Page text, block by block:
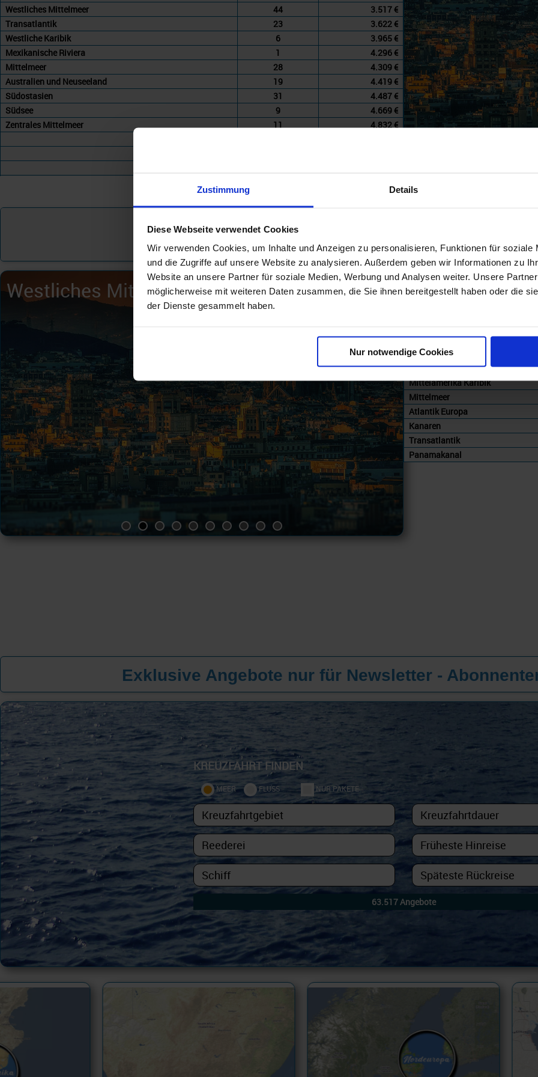
Zustimmung Details
Diese Webseite verwendet Cookies
Wir verwenden Cookies, um Inhalte und Anzeigen zu personalisieren, Funktionen für soziale
und die Zugriffe auf unsere Website zu analysieren. Außerdem geben wir Informationen zu
Website an unsere Partner für soziale Medien, Werbung und Analysen weiter. Unsere
möglicherweise mit weiteren Daten zusammen, die Sie ihnen bereitgestellt haben oder die
der Dienste gesammelt haben.
Nur notwendige Cookies
Westliches Mittelmeer
44
3.517 €
Transatlantik
23
3.622 €
Westliche Karibik
6
3.965 €
Mexikanische Riviera
1
4.296 €
Mittelmeer
28
4.309 €
Australien und Neuseeland
19
4.419 €
Südostasien
31
4.487 €
Südsee
9
4.669 €
Zentrales Mittelmeer
11 4.832 €
Westliches Mittelmeer
Mittelamerika Karibik Reederei
Reisezeit
Westliches Mittelmeer
Zentrales Mittelmeer
Südliche Karibik
Mittelamerika Karibik
Mittelmeer
Atlantik Europa
Kanaren
Transatlantik
Panamakanal
Exklusive Angebote nur für Newsletter -
KREUZFAHRT FINDEN
MEER FLUSS NUR PAKETE